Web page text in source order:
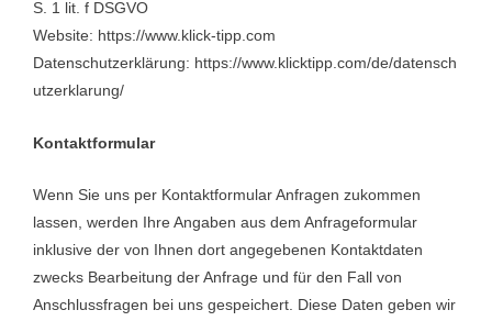
S. 1 lit. f DSGVO
Website: https://www.klick-tipp.com
Datenschutzerklärung: https://www.klicktipp.com/de/datensch
utzerklarung/
Kontaktformular
Wenn Sie uns per Kontaktformular Anfragen zukommen
lassen, werden Ihre Angaben aus dem Anfrageformular
inklusive der von Ihnen dort angegebenen Kontaktdaten
zwecks Bearbeitung der Anfrage und für den Fall von
Anschlussfragen bei uns gespeichert. Diese Daten geben wir